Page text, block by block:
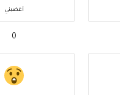
أغضبني
0